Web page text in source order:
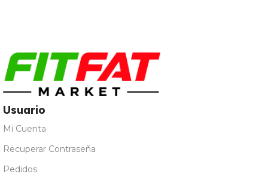
Usuario
Mi Cuenta
Recuperar Contraseña
Pedidos